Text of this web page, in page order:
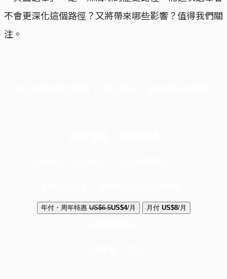
不會更深化這個路徑？又將帶來哪些影響？值得我們關
注。
年付・周年特惠 US$6.5US$4/月 月付 US$8/月